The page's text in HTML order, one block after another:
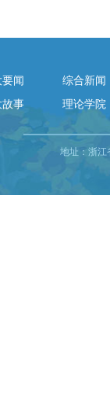
闻
综合新闻
故事 理论学院
地址：浙